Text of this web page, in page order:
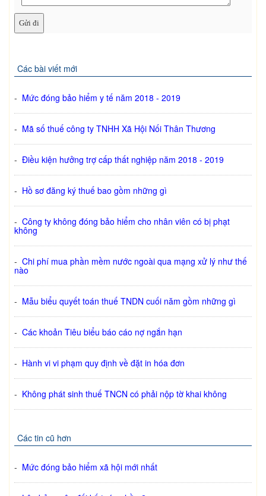
Các bài viết mới
- Mức đóng bảo hiểm y tế năm 2018 - 2019
- Mã số thuế công ty TNHH Xã Hội Nối Thân Thương
- Điều kiện hưởng trợ cấp thất nghiệp năm 2018 - 2019
- Hồ sơ đăng ký thuế bao gồm những gì
- Công ty không đóng bảo hiểm cho nhân viên có bị phạt
không
- Chi phí mua phần mềm nước ngoài qua mạng xử lý như thế
nào
- Mẫu biểu quyết toán thuế TNDN cuối năm gồm những gì
- Các khoản Tiêu biểu báo cáo nợ ngắn hạn
- Hành vi vi phạm quy định về đặt in hóa đơn
- Không phát sinh thuế TNCN có phải nộp tờ khai không
Các tin cũ hơn
- Mức đóng bảo hiểm xã hội mới nhất